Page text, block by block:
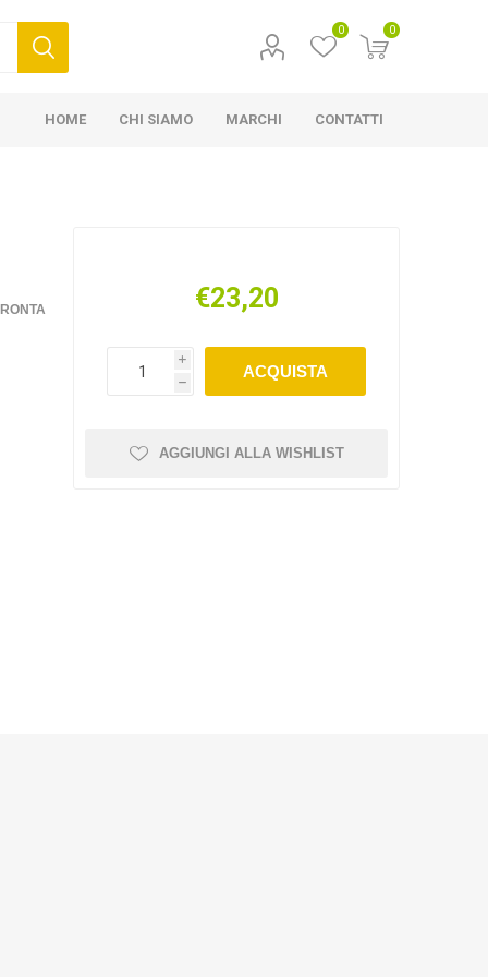
0 0
HOME CHI SIAMO MARCHI CONTATTI
€23,20
i
h
ACQUISTA
AGGIUNGI ALLA WISHLIST